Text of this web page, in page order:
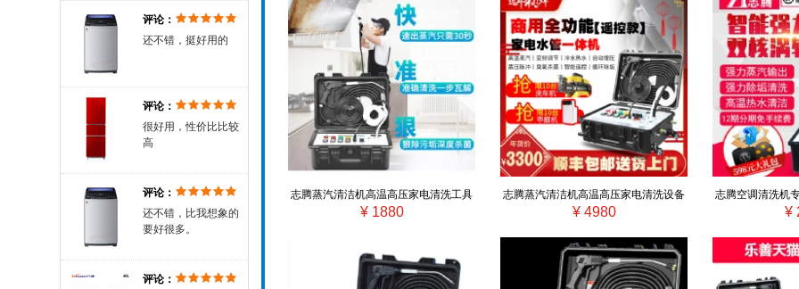
还不错，挺好用的
很好用，性价比比较
还不错，比我想象的
很好用，售后服务态
志腾蒸汽清洁机高温高压家电清洗工具
设备家用油烟空调洗车多功能一体
¥ 1880
志腾蒸汽清洁机高温高压家电清洗设备
脉冲自来水管道地暖多功能一体机
¥ 4980
志腾空调清洗机
汽清洁家电
¥